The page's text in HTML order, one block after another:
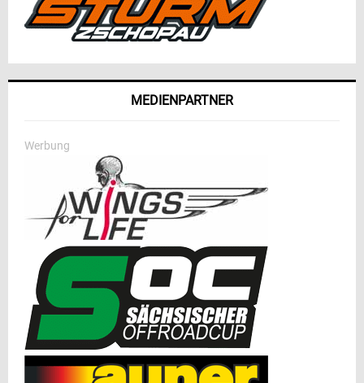
MEDIENPARTNER
Werbung